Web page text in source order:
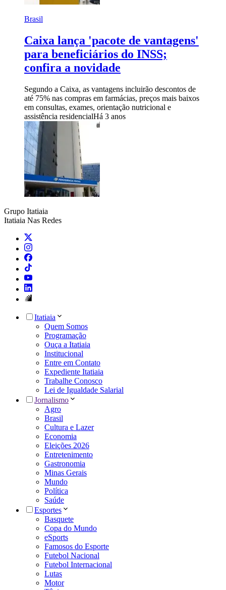
Brasil
Caixa lança 'pacote de vantagens'
para beneficiários do INSS;
confira a novidade
Segundo a Caixa, as vantagens incluirão descontos de
até 75% nas compras em farmácias, preços mais baixos
em consultas, exames, orientação nutricional e
assistência residencialHá 3 anos
Grupo Itatiaia
Itatiaia Nas Redes
Itatiaia
Quem Somos
Programação
Ouça a Itatiaia
Institucional
Entre em Contato
Expediente Itatiaia
Trabalhe Conosco
Lei de Igualdade Salarial
Jornalismo
Agro
Brasil
Cultura e Lazer
Economia
Eleições 2026
Entretenimento
Gastronomia
Minas Gerais
Mundo
Política
Saúde
Esportes
Basquete
Copa do Mundo
eSports
Famosos do Esporte
Futebol Nacional
Futebol Internacional
Lutas
Motor